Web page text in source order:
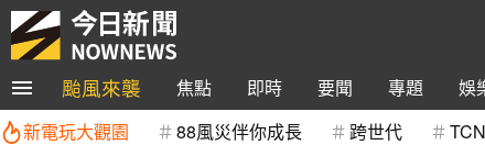
颱風來襲 焦點 即時 要聞 專題 娛
新電玩大觀園
88風災伴你成長 跨世代 TCN